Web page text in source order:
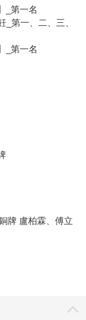
_第一名
第一、二、三、
_第一名
牌 盧柏霖、傅立